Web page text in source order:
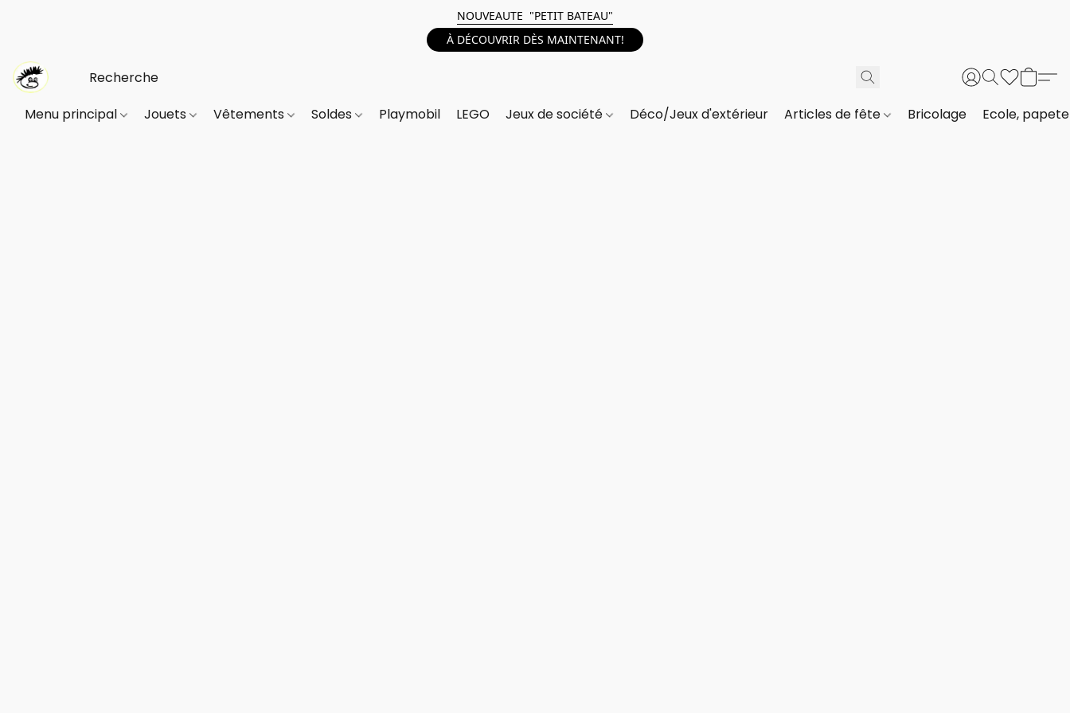
NOUVEAUTE "PETIT BATEAU"
À DÉCOUVRIR DÈS MAINTENANT!
Menu principal Jouets Vêtements Soldes Playmobil LEGO Jeux de société Déco/Jeux d'extérieur Articles de fête Bricolage Ecole,